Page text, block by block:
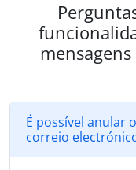
É possível anular
correio